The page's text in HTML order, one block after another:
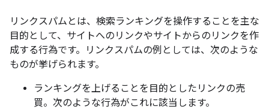
リンクスパムとは、検索ランキングを操作することを主な
目的として、サイトへのリンクやサイトからのリンクを作
成する行為です。リンクスパムの例としては、次のような
ものが挙げられます。
ランキングを上げることを目的としたリンクの売
買。次のような行為がこれに該当します。